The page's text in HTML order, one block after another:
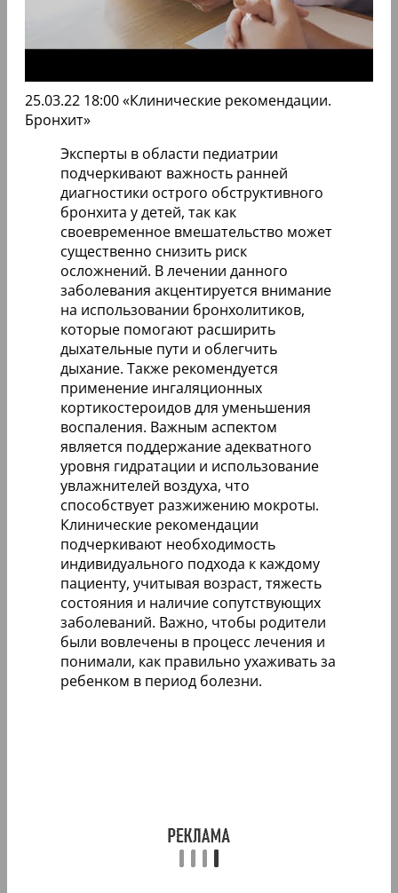
25.03.22 18:00 «Клинические рекомендации.
Бронхит»
Эксперты в области педиатрии
подчеркивают важность ранней
диагностики острого обструктивного
бронхита у детей, так как
своевременное вмешательство может
существенно снизить риск
осложнений. В лечении данного
заболевания акцентируется внимание
на использовании бронхолитиков,
которые помогают расширить
дыхательные пути и облегчить
дыхание. Также рекомендуется
применение ингаляционных
кортикостероидов для уменьшения
воспаления. Важным аспектом
является поддержание адекватного
уровня гидратации и использование
увлажнителей воздуха, что
способствует разжижению мокроты.
Клинические рекомендации
подчеркивают необходимость
индивидуального подхода к каждому
пациенту, учитывая возраст, тяжесть
состояния и наличие сопутствующих
заболеваний. Важно, чтобы родители
были вовлечены в процесс лечения и
понимали, как правильно ухаживать за
ребенком в период болезни.